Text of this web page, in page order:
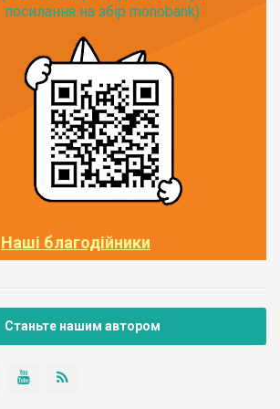
посилання на збір monobank):
Наші благодійники
Станьте нашим автором